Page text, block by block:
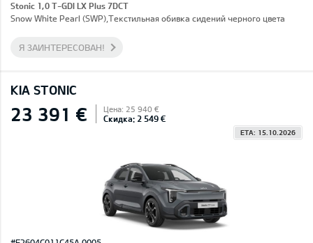
Stonic 1,0 T-GDI LX Plus 7DCT
Snow White Pearl (SWP),Текстильная обивка сидений черного цвета
Я ЗАИНТЕРЕСОВАН!
KIA STONIC
23 391 € Цена: 25 940 €
Скидка: 2 549 €
ETA: 15.10.2026